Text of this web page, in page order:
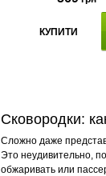
КУПИТИ
Сковородки:
Сложно даже
Это неудивительно,
обжаривать или